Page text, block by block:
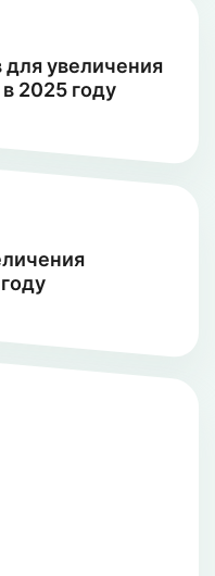
для увеличения
2025 году